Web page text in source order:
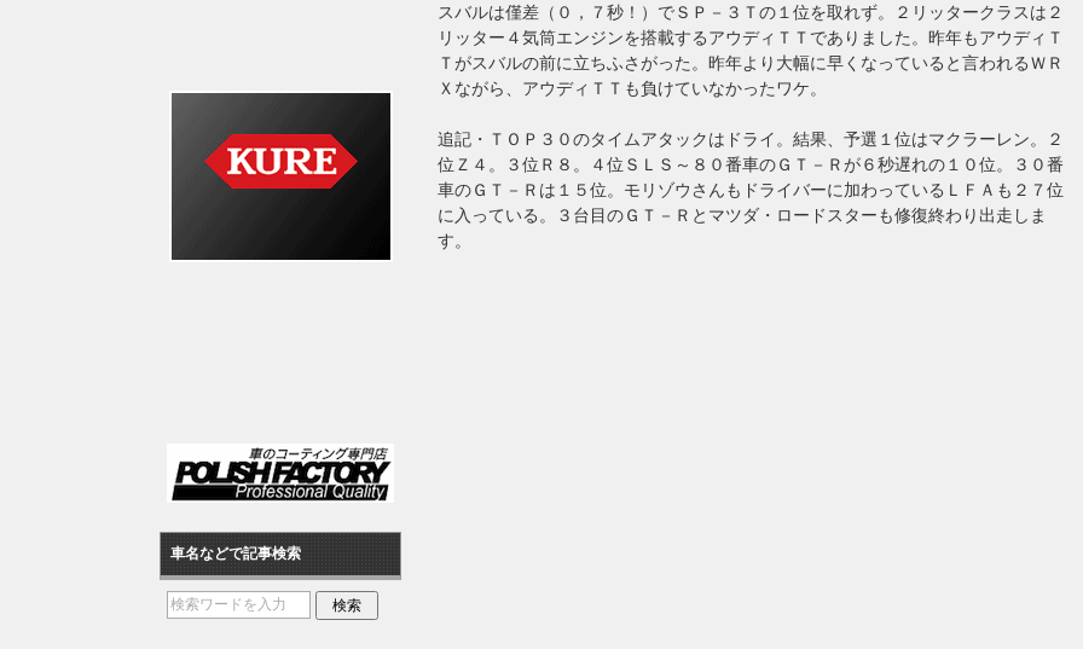
スバルは僅差（０，７秒！）でＳＰ－３Ｔの１位を取れず。２リッタークラスは２
リッター４気筒エンジンを搭載するアウディＴＴでありました。昨年もアウディＴ
Ｔがスバルの前に立ちふさがった。昨年より大幅に早くなっていると言われるＷＲ
Ｘながら、アウディＴＴも負けていなかったワケ。
追記・ＴＯＰ３０のタイムアタックはドライ。結果、予選１位はマクラーレン。２
位Ｚ４。３位Ｒ８。４位ＳＬＳ～８０番車のＧＴ－Ｒが６秒遅れの１０位。３０番
車のＧＴ－Ｒは１５位。モリゾウさんもドライバーに加わっているＬＦＡも２７位
に入っている。３台目のＧＴ－Ｒとマツダ・ロードスターも修復終わり出走しま
す。
車名などで記事検索